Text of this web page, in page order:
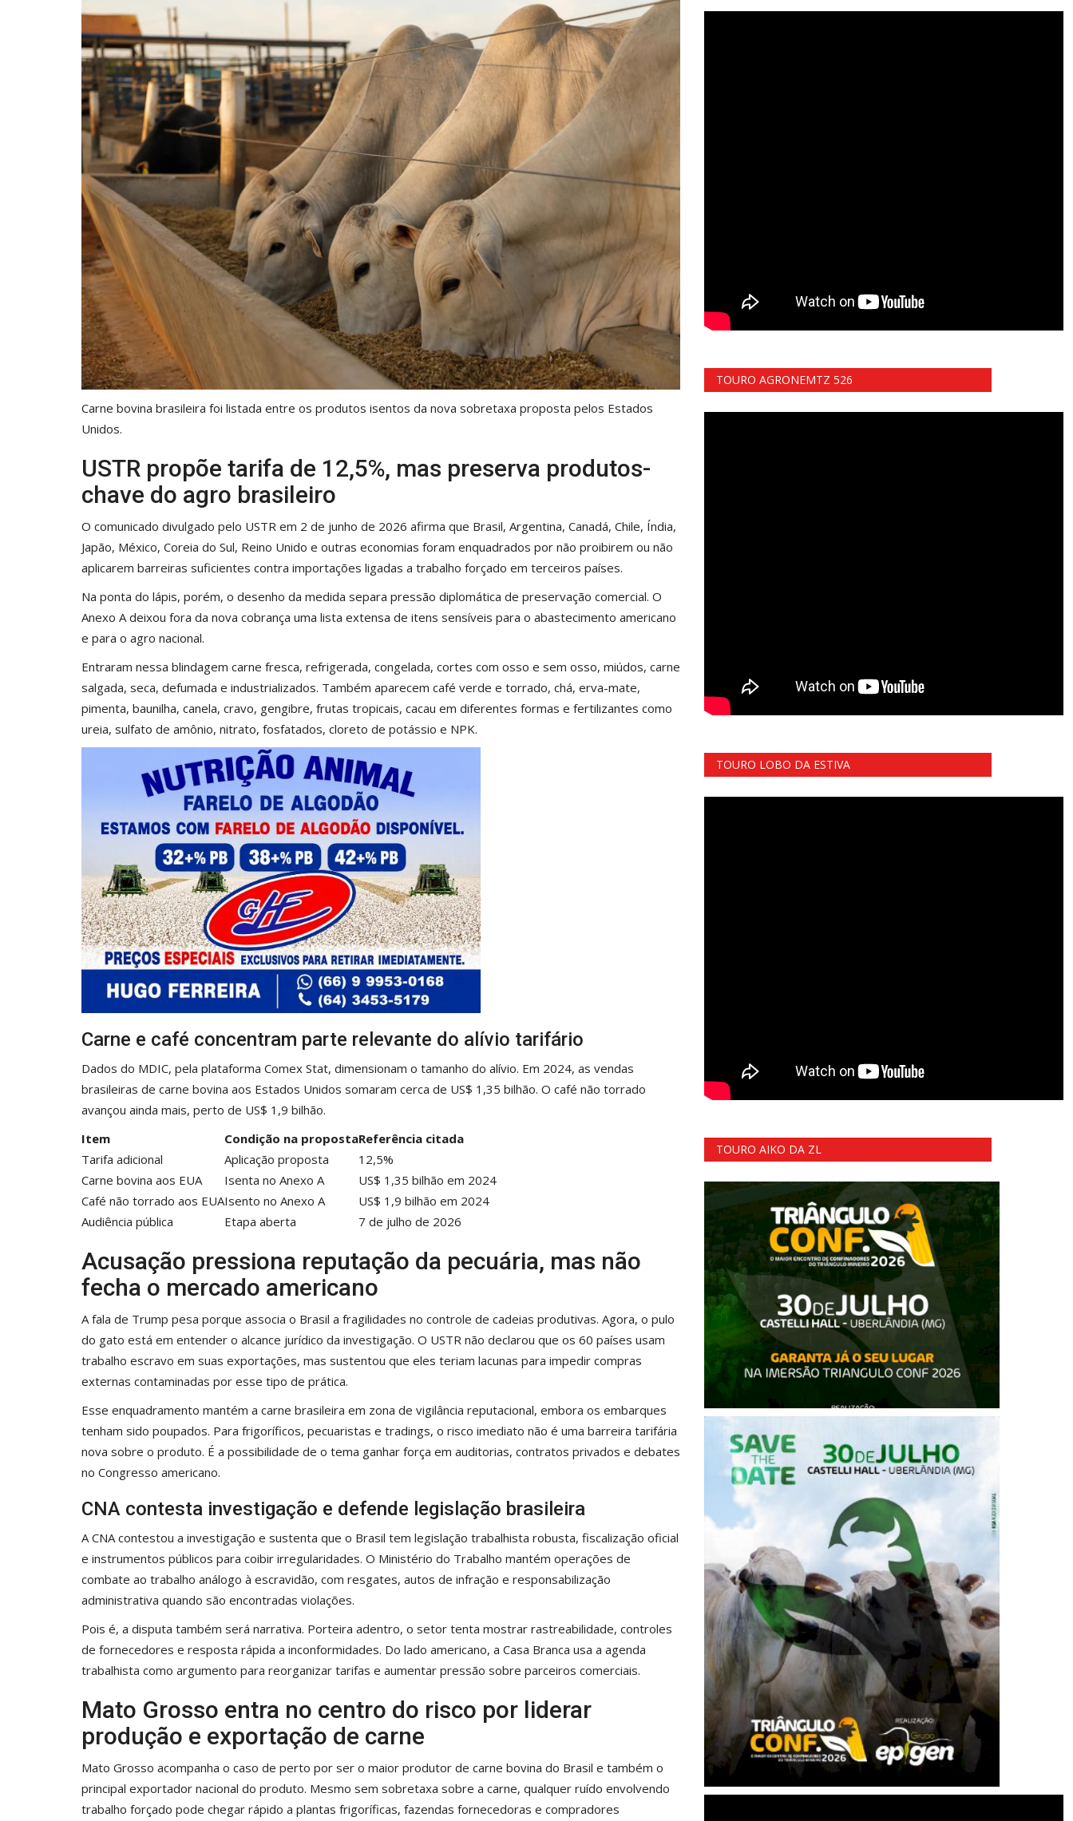
Carne bovina brasileira foi listada entre os produtos isentos da nova sobretaxa proposta pelos Estados
Unidos.
USTR propõe tarifa de 12,5%, mas preserva produtos-
chave do agro brasileiro
O comunicado divulgado pelo USTR em 2 de junho de 2026 afirma que Brasil, Argentina, Canadá, Chile, Índia,
Japão, México, Coreia do Sul, Reino Unido e outras economias foram enquadrados por não proibirem ou não
aplicarem barreiras suficientes contra importações ligadas a trabalho forçado em terceiros países.
Na ponta do lápis, porém, o desenho da medida separa pressão diplomática de preservação comercial. O
Anexo A deixou fora da nova cobrança uma lista extensa de itens sensíveis para o abastecimento americano
e para o agro nacional.
Entraram nessa blindagem carne fresca, refrigerada, congelada, cortes com osso e sem osso, miúdos, carne
salgada, seca, defumada e industrializados. Também aparecem café verde e torrado, chá, erva-mate,
pimenta, baunilha, canela, cravo, gengibre, frutas tropicais, cacau em diferentes formas e fertilizantes como
ureia, sulfato de amônio, nitrato, fosfatados, cloreto de potássio e NPK.
Carne e café concentram parte relevante do alívio tarifário
Dados do MDIC, pela plataforma Comex Stat, dimensionam o tamanho do alívio. Em 2024, as vendas
brasileiras de carne bovina aos Estados Unidos somaram cerca de US$ 1,35 bilhão. O café não torrado
avançou ainda mais, perto de US$ 1,9 bilhão.
Item
Condição na propostaReferência citada
Tarifa adicional
Aplicação proposta
12,5%
Carne bovina aos EUA
Isenta no Anexo A
US$ 1,35 bilhão em 2024
Café não torrado aos EUAIsento no Anexo A
US$ 1,9 bilhão em 2024
Audiência pública
Etapa aberta 7 de julho de 2026
Acusação pressiona reputação da pecuária, mas não
fecha o mercado americano
A fala de Trump pesa porque associa o Brasil a fragilidades no controle de cadeias produtivas. Agora, o pulo
do gato está em entender o alcance jurídico da investigação. O USTR não declarou que os 60 países usam
trabalho escravo em suas exportações, mas sustentou que eles teriam lacunas para impedir compras
externas contaminadas por esse tipo de prática.
Esse enquadramento mantém a carne brasileira em zona de vigilância reputacional, embora os embarques
tenham sido poupados. Para frigoríficos, pecuaristas e tradings, o risco imediato não é uma barreira tarifária
nova sobre o produto. É a possibilidade de o tema ganhar força em auditorias, contratos privados e debates
no Congresso americano.
CNA contesta investigação e defende legislação brasileira
A CNA contestou a investigação e sustenta que o Brasil tem legislação trabalhista robusta, fiscalização oficial
e instrumentos públicos para coibir irregularidades. O Ministério do Trabalho mantém operações de
combate ao trabalho análogo à escravidão, com resgates, autos de infração e responsabilização
administrativa quando são encontradas violações.
Pois é, a disputa também será narrativa. Porteira adentro, o setor tenta mostrar rastreabilidade, controles
de fornecedores e resposta rápida a inconformidades. Do lado americano, a Casa Branca usa a agenda
trabalhista como argumento para reorganizar tarifas e aumentar pressão sobre parceiros comerciais.
Mato Grosso entra no centro do risco por liderar
produção e exportação de carne
Mato Grosso acompanha o caso de perto por ser o maior produtor de carne bovina do Brasil e também o
principal exportador nacional do produto. Mesmo sem sobretaxa sobre a carne, qualquer ruído envolvendo
trabalho forçado pode chegar rápido a plantas frigoríficas, fazendas fornecedoras e compradores
TOURO AGRONEMTZ 526
TOURO LOBO DA ESTIVA
TOURO AIKO DA ZL